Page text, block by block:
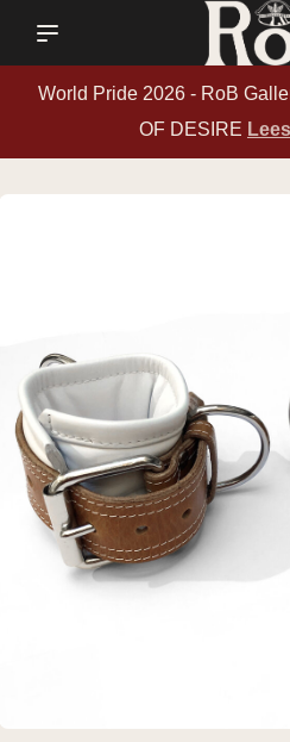
World Pride 2026 - RoB
OF DESIRE